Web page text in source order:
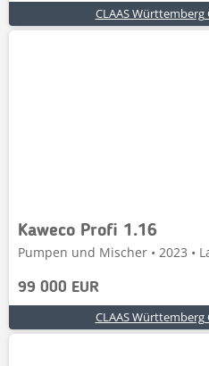
CLAAS Württemberg
Kaweco Profi 1.16
Pumpen und Mischer • 2023 •
99 000 EUR
CLAAS Württemberg